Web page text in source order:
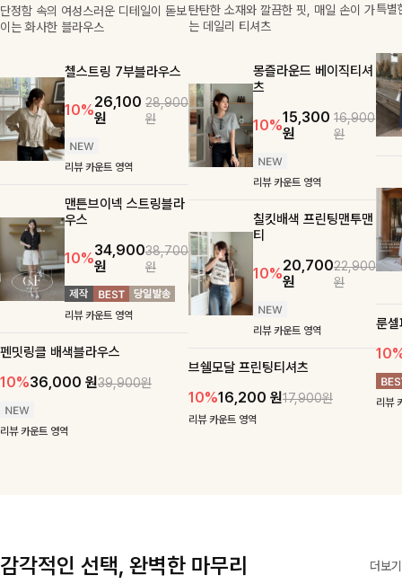
단정함 속의 여성스러운 디테일이 돋보
이는 화사한 블라우스
첼스트링 7부블라우스
10%26,100
원
28,900
원
리뷰 카운트 영역
맨튼브이넥 스트링블라
우스
10%34,900
원
38,700
원
리뷰 카운트 영역
펜밋링클 배색블라우스
10%36,000 원39,900원
리뷰 카운트 영역
탄탄한 소재와 깔끔한 핏, 매일 손이 가
는 데일리 티셔츠
몽즐라운드 베이직티셔
츠
10%15,300
원
16,900
원
리뷰 카운트 영역
칠킷배색 프린팅맨투맨
티
10%20,700
원
22,900
원
리뷰 카운트 영역
브쉘모달 프린팅티셔츠
10%16,200 원17,900원
리뷰 카운트 영역
특별
룬
리뷰
감각적인 선택, 완벽한 마무리 더보기